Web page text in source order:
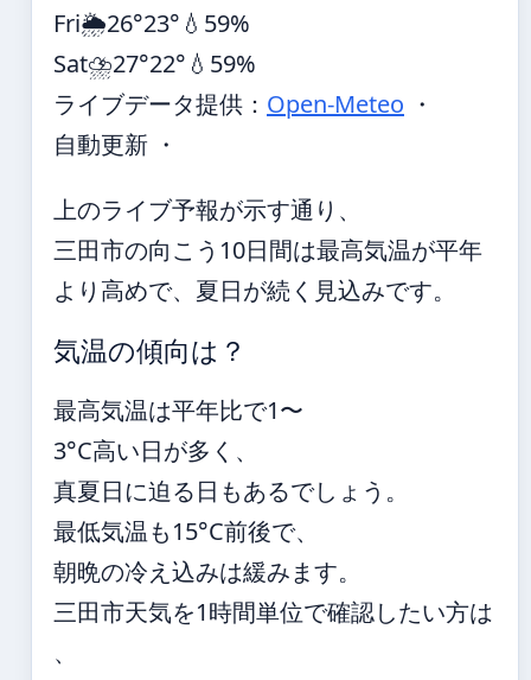
Fri🌦️26°23° 💧59%
Sat⛈️27°22° 💧59%
ライブデータ提供： Open-Meteo ・
自動更新 ・
上のライブ予報が示す通り、
三田市の向こう10日間は最高気温が平年
より高めで、夏日が続く見込みです。
気温の傾向は？
最高気温は平年比で1〜
3°C高い日が多く、
真夏日に迫る日もあるでしょう。
最低気温も15°C前後で、
朝晩の冷え込みは緩みます。
三田市天気を1時間単位で確認したい方は
、